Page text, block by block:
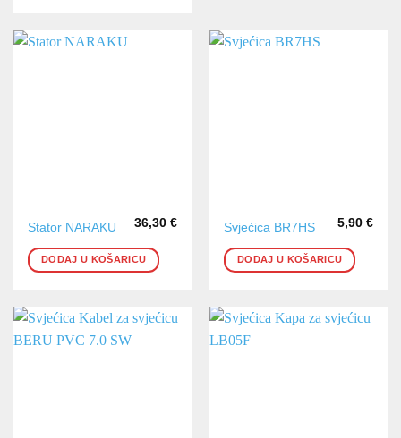
Stator NARAKU 36,30 €
DODAJ U KOŠARICU
Svjećica BR7HS 5,90 €
DODAJ U KOŠARICU